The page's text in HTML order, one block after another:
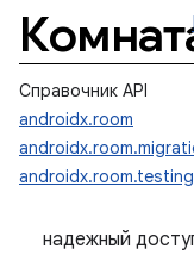
Справочник API
androidx.room
androidx.room.testing
надежный